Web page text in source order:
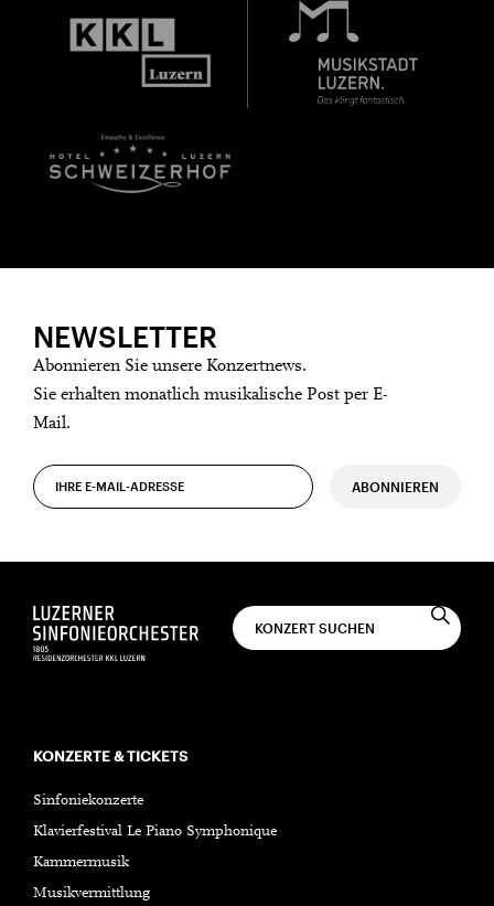
NEWSLETTER
Abonnieren Sie unsere Konzertnews.
Sie erhalten monatlich musikalische Post per E-
Mail.
ABONNIEREN
KONZERTE & TICKETS
Sinfoniekonzerte
Klavierfestival Le Piano Symphonique
Kammermusik
Musikvermittlung